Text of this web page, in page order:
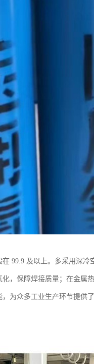
99.9 及以上。多采用深
，保障焊接质量；在金属
为众多工业生产环节提供了